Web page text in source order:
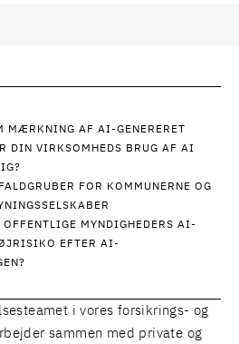
MÆRKNING AF AI-GENERERET
DIN VIRKSOMHEDS BRUG AF AI
FOR KOMMUNERNE OG
OFFENTLIGE MYNDIGHEDERS AI-
EFTER AI-
i vores forsikrings- og
sammen med private og